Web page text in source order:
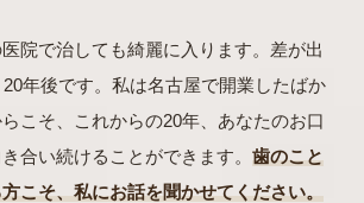
院で治しても綺麗に入ります。差が出
年後です。私は名古屋で開業したばか
こそ、これからの20年、あなたのお口
合い続けることができます。 歯のこと
こそ、私にお話を聞かせてください。